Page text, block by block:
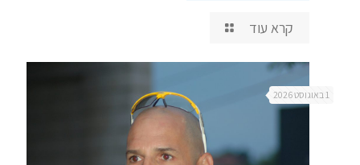
קרא עוד
1 באוגוסט 2026